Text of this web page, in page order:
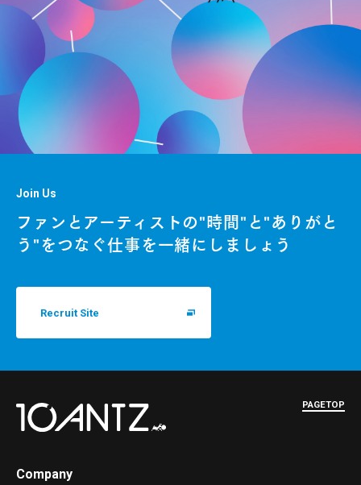
Join Us
ファンとアーティストの"時間"と"ありがと
う"をつなぐ仕事を一緒にしましょう
Recruit Site
Company
PAGETOP